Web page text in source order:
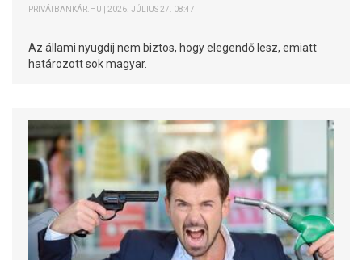
PRIVÁTBANKÁR.HU | 2026. JÚLIUS 27. 08:47
Az állami nyugdíj nem biztos, hogy elegendő lesz, emiatt
határozott sok magyar.